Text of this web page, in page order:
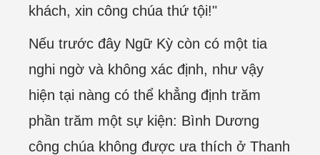
khách, xin công chúa thứ tội!"
Nếu trước đây Ngữ Kỳ còn có một tia
nghi ngờ và không xác định, như vậy
hiện tại nàng có thể khẳng định trăm
phần trăm một sự kiện: Bình Dương
công chúa không được ưa thích ở Thanh